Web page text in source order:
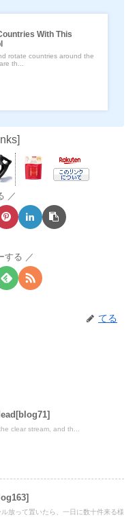
With This
rotate countries around the
th...
する
てる
clear stream, and th...
放って置いたら、一日に数十件来る様